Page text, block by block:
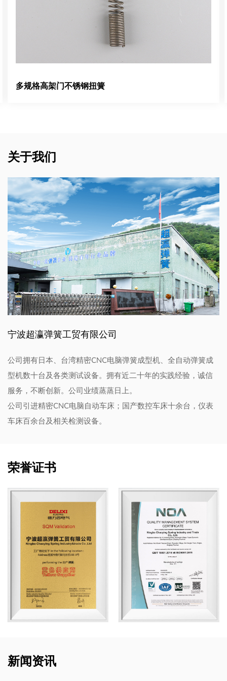
多规格高架门不锈钢扭簧
关于我们
宁波超瀛弹簧工贸有限公司
公司拥有日本、台湾精密CNC电脑弹簧成型机、全自动弹簧成
型机数十台及各类测试设备。拥有近二十年的实践经验，诚信
服务，不断创新。公司业绩蒸蒸日上。
公司引进精密CNC电脑自动车床；国产数控车床十余台，仪表
车床百余台及相关检测设备。
荣誉证书
新闻资讯